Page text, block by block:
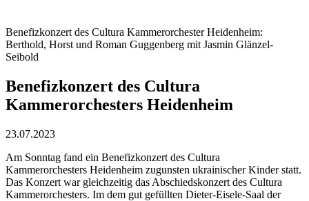
Benefizkonzert des Cultura Kammerorchester Heidenheim:
Berthold, Horst und Roman Guggenberg mit Jasmin Glänzel-
Seibold
Benefizkonzert des Cultura
Kammerorchesters Heidenheim
23.07.2023
Am Sonntag fand ein Benefizkonzert des Cultura
Kammerorchesters Heidenheim zugunsten ukrainischer Kinder statt.
Das Konzert war gleichzeitig das Abschiedskonzert des Cultura
Kammerorchesters. Im dem gut gefüllten Dieter-Eisele-Saal der